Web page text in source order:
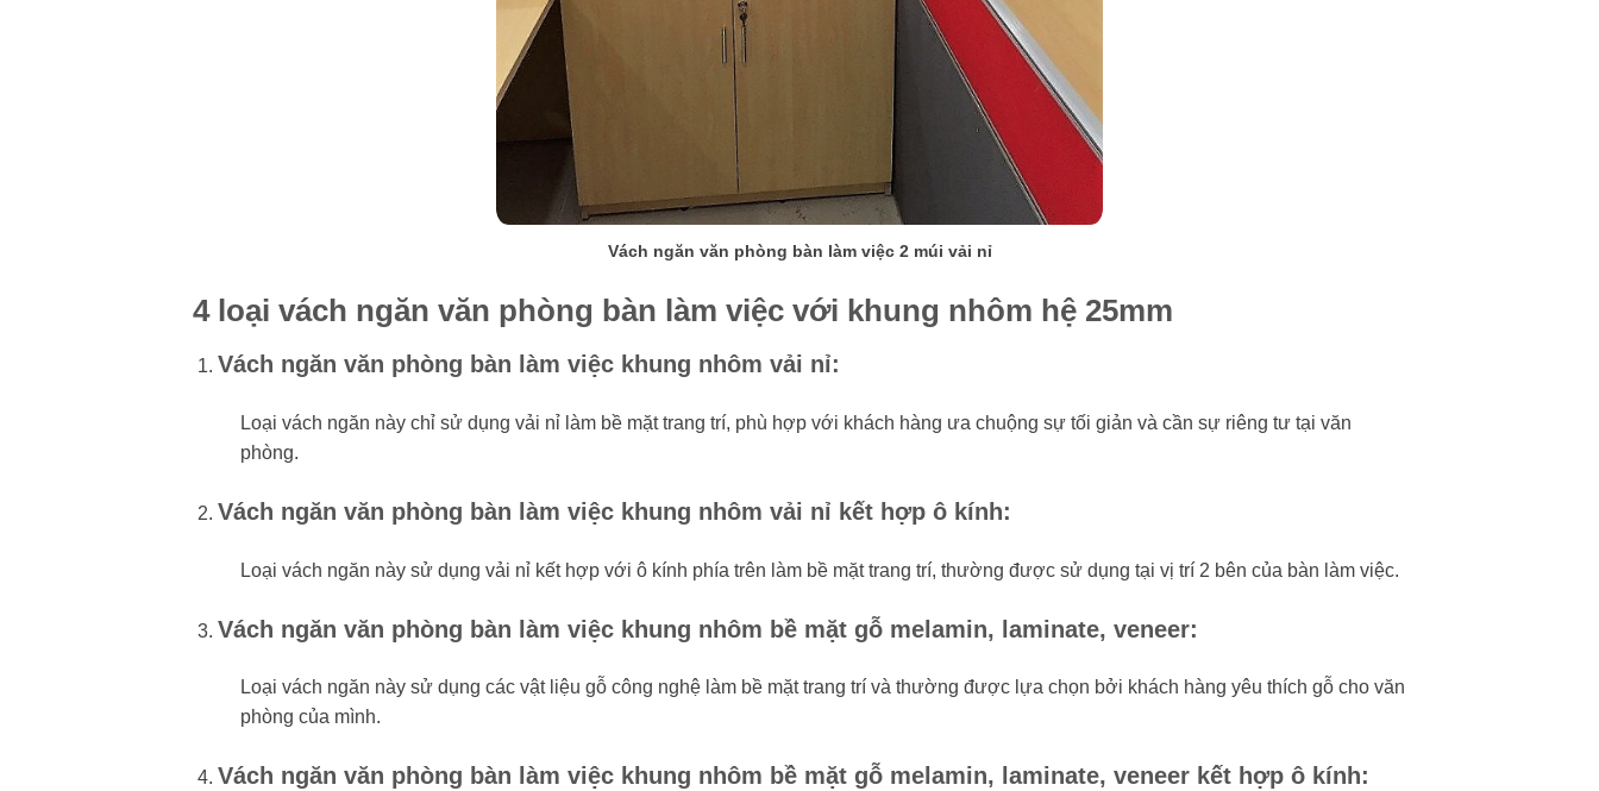
Vách ngăn văn phòng bàn làm việc 2 múi vải nỉ
4 loại vách ngăn văn phòng bàn làm việc với khung nhôm hệ 25mm
Vách ngăn văn phòng bàn làm việc khung nhôm vải nỉ:
Loại vách ngăn này chỉ sử dụng vải nỉ làm bề mặt trang trí, phù hợp với khách hàng ưa chuộng sự tối giản và cần sự riêng tư tại văn
phòng.
Vách ngăn văn phòng bàn làm việc khung nhôm vải nỉ kết hợp ô kính:
Loại vách ngăn này sử dụng vải nỉ kết hợp với ô kính phía trên làm bề mặt trang trí, thường được sử dụng tại vị trí 2 bên của bàn làm việc.
Vách ngăn văn phòng bàn làm việc khung nhôm bề mặt gỗ melamin, laminate, veneer:
Loại vách ngăn này sử dụng các vật liệu gỗ công nghệ làm bề mặt trang trí và thường được lựa chọn bởi khách hàng yêu thích gỗ cho văn
phòng của mình.
Vách ngăn văn phòng bàn làm việc khung nhôm bề mặt gỗ melamin, laminate, veneer kết hợp ô kính: